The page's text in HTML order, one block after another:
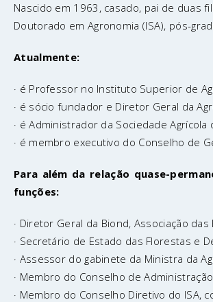
Nascido em 1963, casado, pai de duas
Doutorado em Agronomia (ISA), pós-
Atualmente:
· é Professor no Instituto Superior de
· é sócio fundador e Diretor Geral da
· é Administrador da Sociedade
· é membro executivo do Conselho de
Para além da relação quase-
funções:
· Diretor Geral da Biond, Associação
· Secretário de Estado das Florestas e
· Assessor do gabinete da Ministra da
· Membro do Conselho de
· Membro do Conselho Diretivo do ISA,